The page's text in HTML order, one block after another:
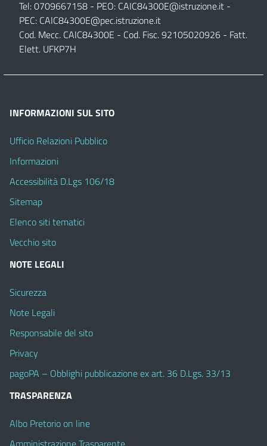
Tel: 0709667158 - PEO: CAIC84300E@istruzione.it -
PEC: CAIC84300E@pec.istruzione.it
Cod. Mecc. CAIC84300E - Cod. Fisc. 92105020926 - Fatt.
Elett. UFKP7H
INFORMAZIONI SUL SITO
Ufficio Relazioni Pubblico
Informazioni
Accessibilità D.Lgs 106/18
Sitemap
Elenco siti tematici
Vecchio sito
NOTE LEGALI
Sicurezza
Note Legali
Responsabile del sito
Privacy
pagoPA – Obblighi pubblicazione ex art. 36 D.Lgs. 33/13
TRASPARENZA
Albo Pretorio on line